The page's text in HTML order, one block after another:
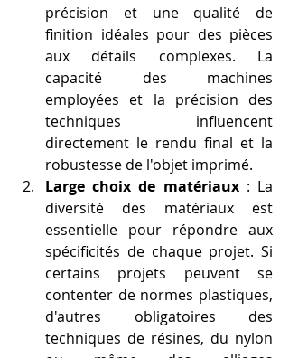
précision et une qualité de
finition idéales pour des pièces
aux détails complexes. La
capacité des machines
employées et la précision des
techniques influencent
directement le rendu final et la
robustesse de l'objet imprimé.
Large choix de matériaux : La
diversité des matériaux est
essentielle pour répondre aux
spécificités de chaque projet. Si
certains projets peuvent se
contenter de normes plastiques,
d'autres obligatoires des
techniques de résines, du nylon